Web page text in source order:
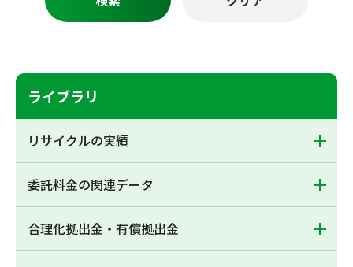
ライブラリ
リサイクルの実績
委託料金の関連データ
合理化拠出金・有償拠出金